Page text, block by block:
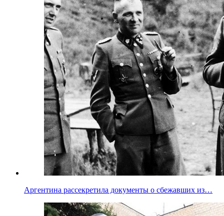
Аргентина рассекретила документы о сбежавших из…